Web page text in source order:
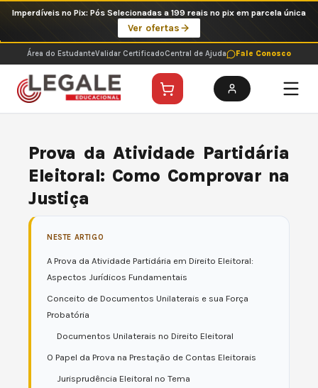
o
conteúdo
Imperdíveis no Pix: Pós Selecionadas a 199 reais no pix em parcela única
Ver ofertas
Área do EstudanteValidar CertificadoCentral de Ajuda Fale Conosco
Prova da Atividade Partidária
Eleitoral: Como Comprovar na
Justiça
NESTE ARTIGO
A Prova da Atividade Partidária em Direito Eleitoral:
Aspectos Jurídicos Fundamentais
Conceito de Documentos Unilaterais e sua Força
Probatória
Documentos Unilaterais no Direito Eleitoral
O Papel da Prova na Prestação de Contas Eleitorais
Jurisprudência Eleitoral no Tema